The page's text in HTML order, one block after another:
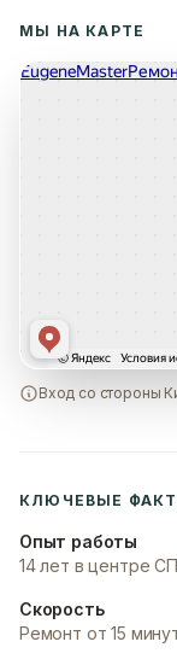
МЫ НА КАРТЕ
Вход со стороны
КЛЮЧЕВЫЕ
Опыт работы
14 лет в центре
Скорость
Ремонт от 15